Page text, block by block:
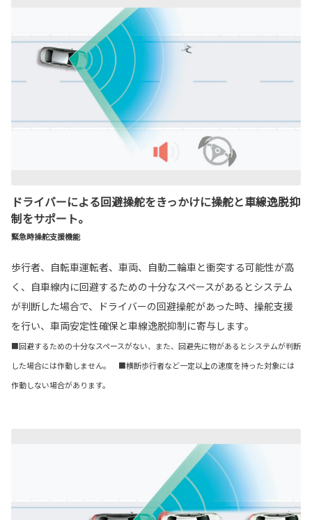
ドライバーによる回避操舵をきっかけに操舵と車線逸脱抑
制をサポート。
緊急時操舵支援機能
歩行者、自転車運転者、車両、自動二輪車と衝突する可能性が高
く、自車線内に回避するための十分なスペースがあるとシステム
が判断した場合で、ドライバーの回避操舵があった時、操舵支援
を行い、車両安定性確保と車線逸脱抑制に寄与します。
■回避するための十分なスペースがない、また、回避先に物があるとシステムが判断
した場合には作動しません。 ■横断歩行者など一定以上の速度を持った対象には
作動しない場合があります。